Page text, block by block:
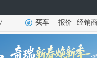
买车 报价 经销商